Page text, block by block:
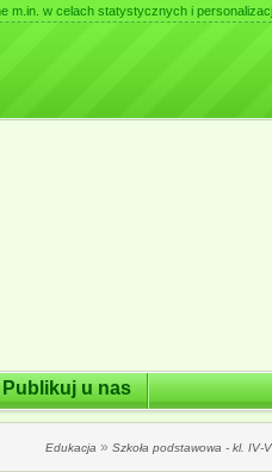
m.in. w celach statystycznych i
Publikuj u nas
Edukacja » Szkoła podstawowa - kl. IV-